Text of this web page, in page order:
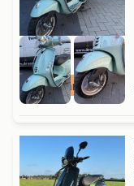
Inc garantie